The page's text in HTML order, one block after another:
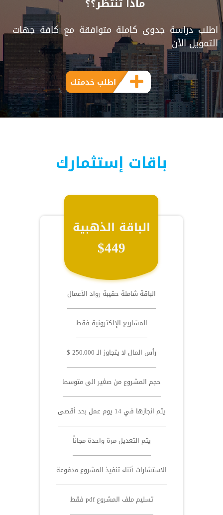
اطلب دراسة جدوى كاملة متوافقة مع كافة جهات
التمويل الأن
اطلب خدمتك
باقات إستثمارك
الباقة الذهبية
$449
الباقة شاملة حقيبة رواد الأعمال
المشاريع الإلكترونية فقط
رأس المال لا يتجاوز الـ 250.000 $
حجم المشروع من صغير الى متوسط
يتم انجازها في 14 يوم عمل بحد أقصى
يتم التعديل مرة واحدة مجاناً
الاستشارات أثناء تنفيذ المشروع مدفوعة
تسليم ملف المشروع pdf فقط